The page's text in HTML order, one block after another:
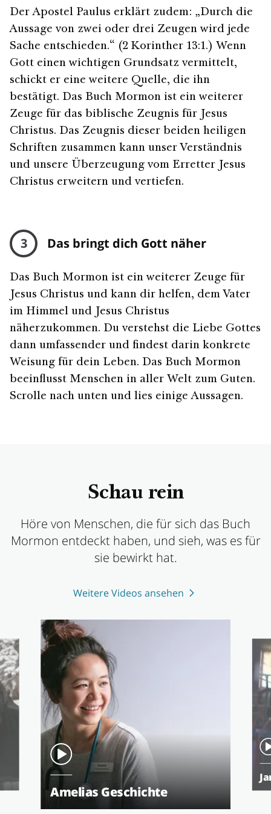
Der Apostel Paulus erklärt zudem: „Durch die
Aussage von zwei oder drei Zeugen wird jede
Sache entschieden.“ (2 Korinther 13:1.) Wenn
Gott einen wichtigen Grundsatz vermittelt,
schickt er eine weitere Quelle, die ihn
bestätigt. Das Buch Mormon ist ein weiterer
Zeuge für das biblische Zeugnis für Jesus
Christus. Das Zeugnis dieser beiden heiligen
Schriften zusammen kann unser Verständnis
und unsere Überzeugung vom Erretter Jesus
Christus erweitern und vertiefen.
3 Das bringt dich Gott näher
Das Buch Mormon ist ein weiterer Zeuge für
Jesus Christus und kann dir helfen, dem Vater
im Himmel und Jesus Christus
näherzukommen. Du verstehst die Liebe Gottes
dann umfassender und findest darin konkrete
Weisung für dein Leben. Das Buch Mormon
beeinflusst Menschen in aller Welt zum Guten.
Scrolle nach unten und lies einige Aussagen.
Schau rein
Höre von Menschen, die für sich das Buch
Mormon entdeckt haben, und sieh, was es für
sie bewirkt hat.
Weitere Videos ansehen
Amelias Geschichte